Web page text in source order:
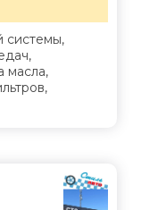
системы,
масла,